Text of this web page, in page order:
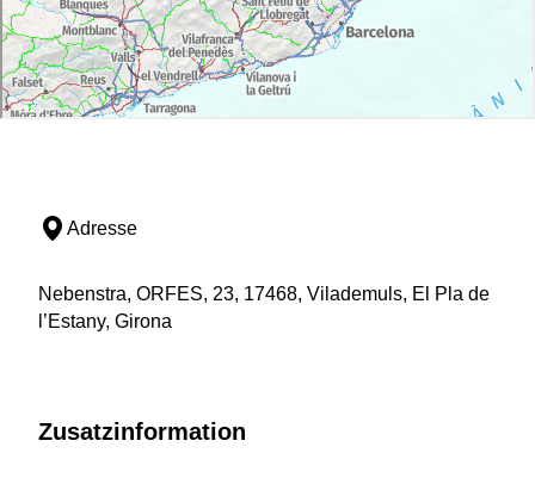
Adresse
Nebenstra, ORFES, 23, 17468, Vilademuls, El Pla de
l’Estany, Girona
Zusatzinformation